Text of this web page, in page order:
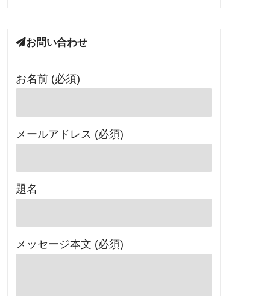
お問い合わせ
お名前 (必須)
メールアドレス (必須)
題名
メッセージ本文 (必須)